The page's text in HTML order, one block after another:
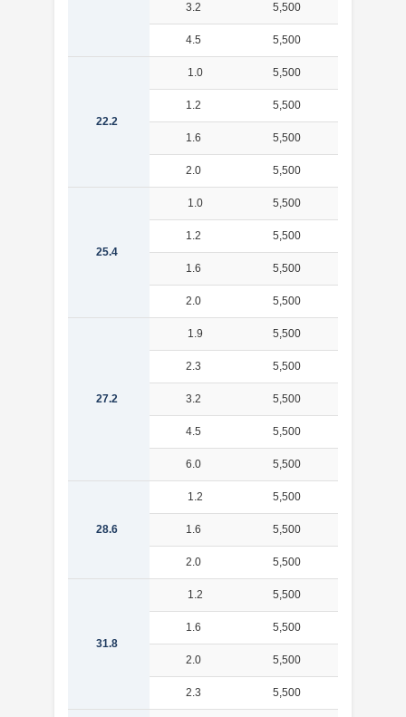
3.2 5,500
4.5 5,500
22.2
1.0 5,500
1.2 5,500
1.6 5,500
2.0 5,500
25.4
1.0 5,500
1.2 5,500
1.6 5,500
2.0 5,500
27.2
1.9 5,500
2.3 5,500
3.2 5,500
4.5 5,500
6.0 5,500
28.6
1.2 5,500
1.6 5,500
2.0 5,500
31.8
1.2 5,500
1.6 5,500
2.0 5,500
2.3 5,500